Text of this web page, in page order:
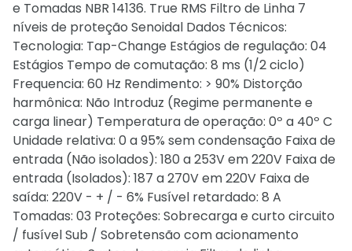
e Tomadas NBR 14136. True RMS Filtro de Linha 7
níveis de proteção Senoidal Dados Técnicos:
Tecnologia: Tap-Change Estágios de regulação: 04
Estágios Tempo de comutação: 8 ms (1/2 ciclo)
Frequencia: 60 Hz Rendimento: > 90% Distorção
harmônica: Não Introduz (Regime permanente e
carga linear) Temperatura de operação: 0º a 40º C
Unidade relativa: 0 a 95% sem condensação Faixa de
entrada (Não isolados): 180 a 253V em 220V Faixa de
entrada (Isolados): 187 a 270V em 220V Faixa de
saída: 220V - + / - 6% Fusível retardado: 8 A
Tomadas: 03 Proteções: Sobrecarga e curto circuito
/ fusível Sub / Sobretensão com acionamento